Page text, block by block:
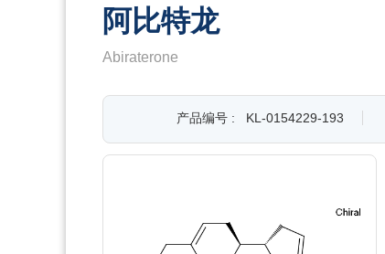
阿比特龙
Abiraterone
产品编号 : KL-0154229-193